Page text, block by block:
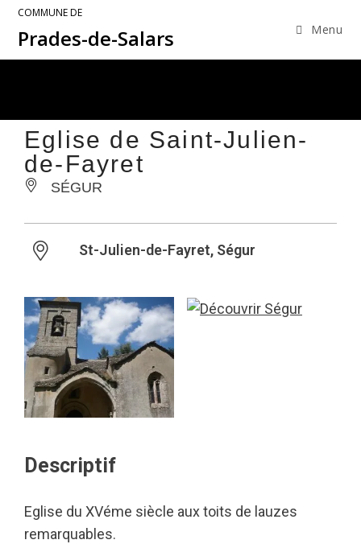
COMMUNE DE
Prades-de-Salars Menu
Eglise de Saint-Julien-
de-Fayret
SÉGUR
St-Julien-de-Fayret, Ségur
Descriptif
Eglise du XVéme siècle aux toits de lauzes
remarquables.